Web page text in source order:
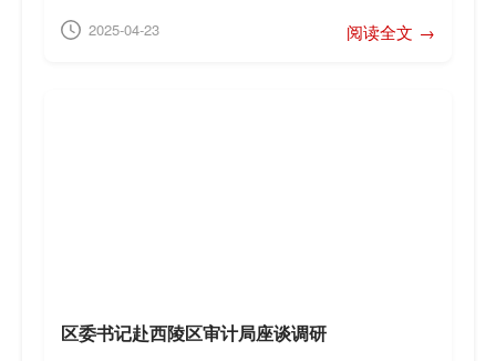
2025-04-23 阅读全文 →
区委书记赴西陵区审计局座谈调研